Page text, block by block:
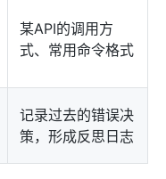
某API的调用方
式、常用命令格式
记录过去的错误决
策，形成反思日志